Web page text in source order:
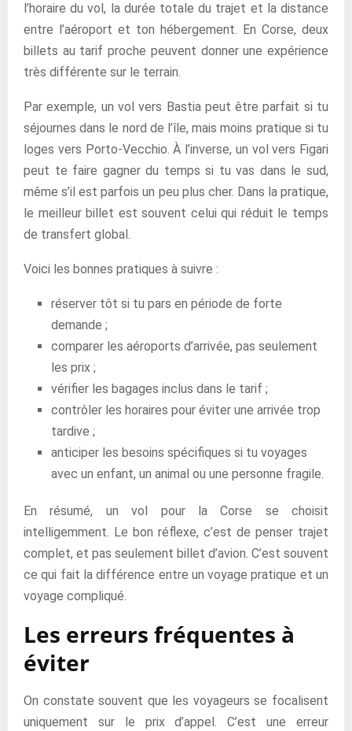
l’horaire du vol, la durée totale du trajet et la distance
entre l’aéroport et ton hébergement. En Corse, deux
billets au tarif proche peuvent donner une expérience
très différente sur le terrain.
Par exemple, un vol vers Bastia peut être parfait si tu
séjournes dans le nord de l’île, mais moins pratique si tu
loges vers Porto-Vecchio. À l’inverse, un vol vers Figari
peut te faire gagner du temps si tu vas dans le sud,
même s’il est parfois un peu plus cher. Dans la pratique,
le meilleur billet est souvent celui qui réduit le temps
de transfert global.
Voici les bonnes pratiques à suivre :
réserver tôt si tu pars en période de forte
demande ;
comparer les aéroports d’arrivée, pas seulement
les prix ;
vérifier les bagages inclus dans le tarif ;
contrôler les horaires pour éviter une arrivée trop
tardive ;
anticiper les besoins spécifiques si tu voyages
avec un enfant, un animal ou une personne fragile.
En résumé, un vol pour la Corse se choisit
intelligemment. Le bon réflexe, c’est de penser trajet
complet, et pas seulement billet d’avion. C’est souvent
ce qui fait la différence entre un voyage pratique et un
voyage compliqué.
Les erreurs fréquentes à
éviter
On constate souvent que les voyageurs se focalisent
uniquement sur le prix d’appel. C’est une erreur